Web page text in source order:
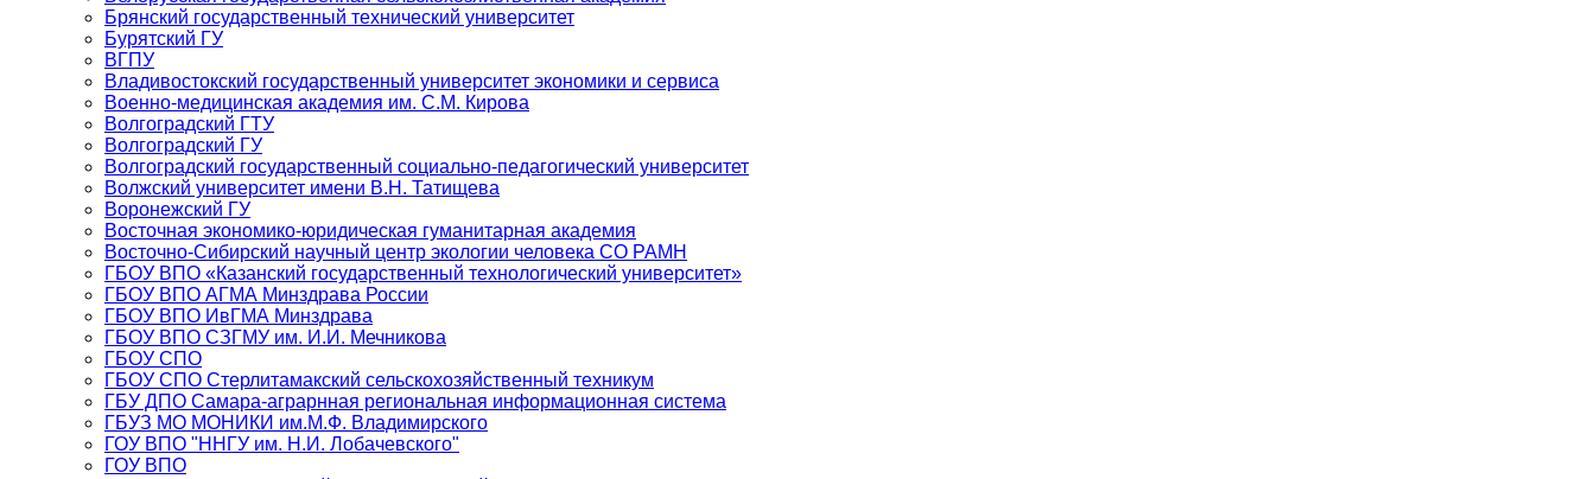
Брянский государственный технический университет
Бурятский ГУ
ВГПУ
Владивостокский государственный университет экономики и сервиса
Военно-медицинская академия им. С.М. Кирова
Волгоградский ГТУ
Волгоградский ГУ
Волгоградский государственный социально-педагогический университет
Волжский университет имени В.Н. Татищева
Воронежский ГУ
Восточная экономико-юридическая гуманитарная академия
Восточно-Сибирский научный центр экологии человека СО РАМН
ГБОУ ВПО «Казанский государственный технологический университет»
ГБОУ ВПО АГМА Минздрава России
ГБОУ ВПО ИвГМА Минздрава
ГБОУ ВПО СЗГМУ им. И.И. Мечникова
ГБОУ СПО
ГБОУ СПО Стерлитамакский сельскохозяйственный техникум
ГБУ ДПО Самара-аграрнная региональная информационная система
ГБУЗ МО МОНИКИ им.М.Ф. Владимирского
ГОУ ВПО "ННГУ им. Н.И. Лобачевского"
ГОУ ВПО